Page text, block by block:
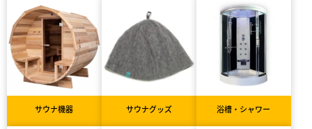
サウナ機器 サウナグッズ 浴槽・シャワー